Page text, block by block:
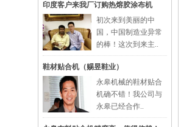
印度客户来我厂订购热熔胶涂布机
初次来到美丽的中
国，中国制造业异常
的棒！这次到来主..
鞋材贴合机（赐昱鞋业）
永皋机械的鞋材贴合
机确不错！我公司与
永皋已经合作..